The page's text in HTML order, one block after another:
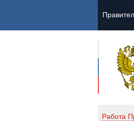
Работа